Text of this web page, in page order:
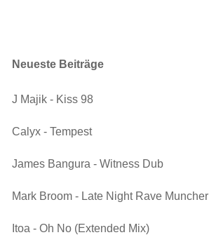
Neueste Beiträge
J Majik - Kiss 98
Calyx - Tempest
James Bangura - Witness Dub
Mark Broom - Late Night Rave Muncher
Itoa - Oh No (Extended Mix)